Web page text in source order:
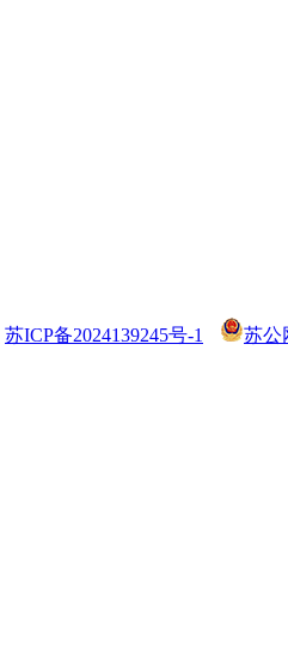
苏ICP备2024139245号-1 苏公